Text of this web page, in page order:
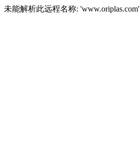
未能解析此远程名称: 'www.oriplas.com'